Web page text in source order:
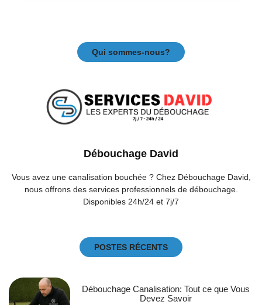
Qui sommes-nous?
Débouchage David
Vous avez une canalisation bouchée ? Chez Débouchage David,
nous offrons des services professionnels de débouchage.
Disponibles 24h/24 et 7j/7
POSTES RÉCENTS
Débouchage Canalisation: Tout ce que Vous
Devez Savoir